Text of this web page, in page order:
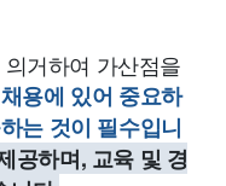
거하여 가산점을
용에 있어 중요하
는 것이 필수입니
공하며, 교육 및 경